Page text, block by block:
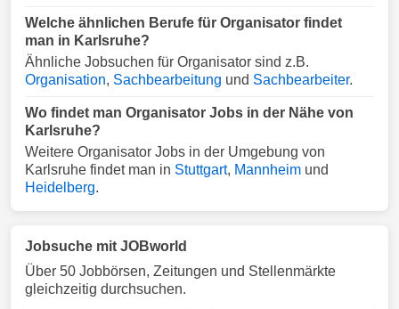
Welche ähnlichen Berufe für Organisator findet
man in Karlsruhe?
Ähnliche Jobsuchen für Organisator sind z.B.
Organisation, Sachbearbeitung und Sachbearbeiter.
Wo findet man Organisator Jobs in der Nähe von
Karlsruhe?
Weitere Organisator Jobs in der Umgebung von
Karlsruhe findet man in Stuttgart, Mannheim und
Heidelberg.
Jobsuche mit JOBworld
Über 50 Jobbörsen, Zeitungen und Stellenmärkte
gleichzeitig durchsuchen.